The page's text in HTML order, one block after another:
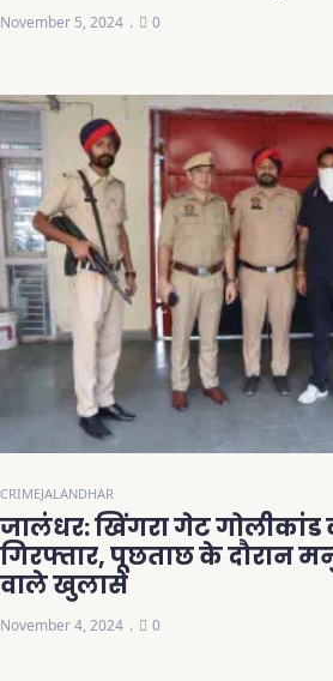
November 5, 2024 0
CRIMEJALANDHAR
जालंधर: खिंगरा गेट गोलीकांड
गिरफ्तार, पूछताछ के दौरान
वाले खुलासे
November 4, 2024 0